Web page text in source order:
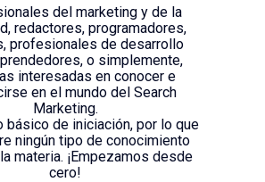
del marketing y de la
redactores, programadores,
profesionales de desarrollo
o simplemente,
interesadas en conocer e
en el mundo del Search
Marketing.
básico de iniciación, por lo que
ningún tipo de conocimiento
materia. ¡Empezamos desde
cero!